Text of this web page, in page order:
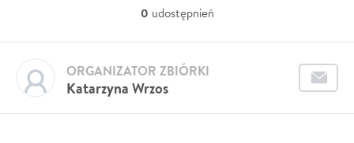
0 udostępnień
Katarzyna Wrzos
ORGANIZATOR ZBIÓRKI